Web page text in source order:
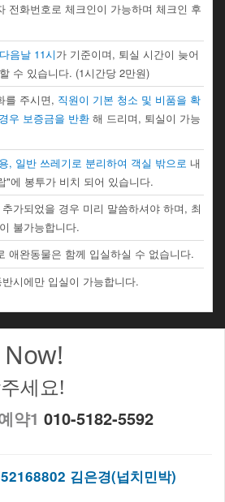
전화번호로 체크인이 가능하며 체크인 후
음날 11시가 기준이며, 퇴실 시간이 늦어
수 있습니다. (1시간당 2만원)
를 주시면, 직원이 기본 청소 및 비품을 확
우 보증금을 반환해 드리며, 퇴실이 가능
, 일반 쓰레기로 분리하여 객실 밖으로 내
"에 봉투가 비치 되어 있습니다.
가되었을 경우 미리 말씀하셔야 하며, 최
불가능합니다.
애완동물은 함께 입실하실 수 없습니다.
시에만 입실이 가능합니다.
세요!
약1 010-5182-5592
김은경(넙치민박)